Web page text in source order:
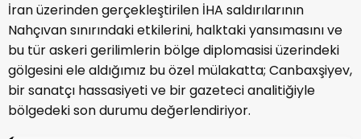
İran üzerinden gerçekleştirilen İHA saldırılarının
Nahçıvan sınırındaki etkilerini, halktaki yansımasını ve
bu tür askeri gerilimlerin bölge diplomasisi üzerindeki
gölgesini ele aldığımız bu özel mülakatta; Canbaxşiyev,
bir sanatçı hassasiyeti ve bir gazeteci analitiğiyle
bölgedeki son durumu değerlendiriyor.